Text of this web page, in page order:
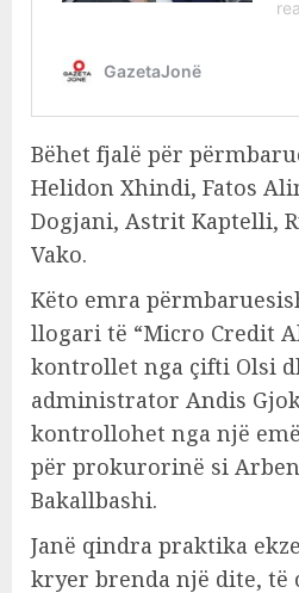
Bëhet fjalë për
Helidon Xhindi, Fatos
Dogjani, Astrit Kaptelli,
Vako.
Këto emra
llogari të “Micro Credit
kontrollet nga çifti Olsi
administrator Andis
kontrollohet nga një
për prokurorinë si
Bakallbashi.
Janë qindra praktika
kryer brenda një dite, të